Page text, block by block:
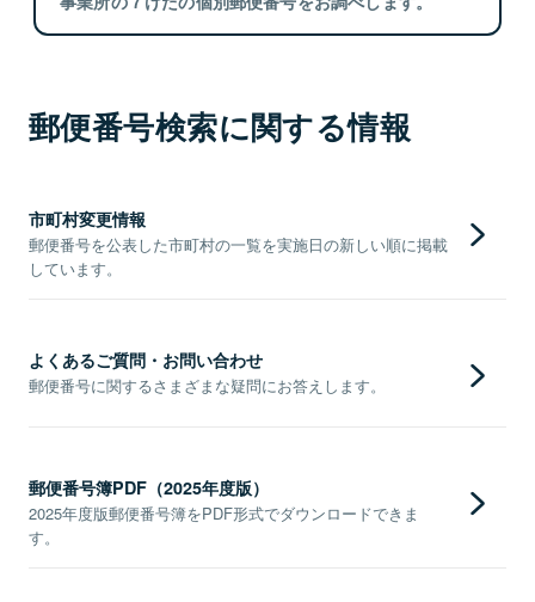
郵便番号検索に関する情報
市町村変更情報
郵便番号を公表した市町村の一覧を実施日の新しい順に掲載
しています。
よくあるご質問・お問い合わせ
郵便番号に関するさまざまな疑問にお答えします。
郵便番号簿PDF（2025年度版）
2025年度版郵便番号簿をPDF形式でダウンロードできま
す。